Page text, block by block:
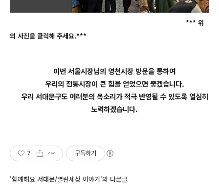
*** 위
의 사진을 클릭해 주세요.***
이번 서울시장님의 영천시장 방문을 통하여
우리의 전통시장이 큰 힘을얻었으면 좋겠습니다.
우리 서대문구도 여러분의 목소리가 적극 반영될 수 있도록 열심히
노력하겠습니다.
7 구독하기
'함께해요 서대문/열린세상 이야기'의 다른글